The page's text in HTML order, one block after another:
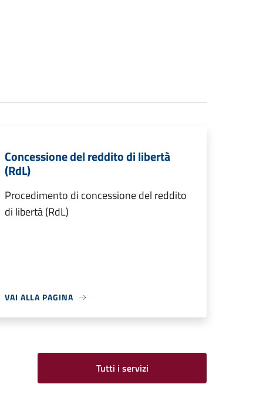
Concessione del reddito di libertà
(RdL)
Procedimento di concessione del reddito
di libertà (RdL)
VAI ALLA PAGINA
Tutti i servizi